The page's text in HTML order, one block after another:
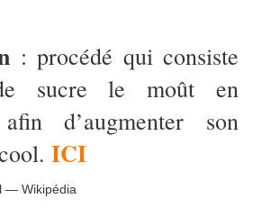
: procédé qui consiste
sucre le moût en
d’augmenter son
ICI